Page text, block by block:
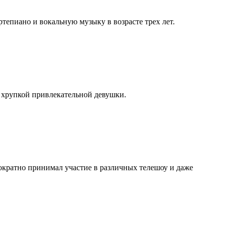
и вокальную музыку в возрасте трех лет.
привлекательной девушки.
принимал участие в различных телешоу и даже